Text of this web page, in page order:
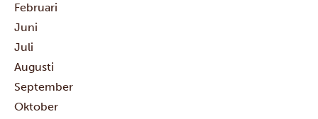
Februari
Juni
Juli
Augusti
September
Oktober